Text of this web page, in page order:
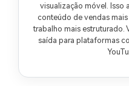
visualização móvel. Isso
conteúdo de vendas
trabalho mais estruturado.
saída para plataformas